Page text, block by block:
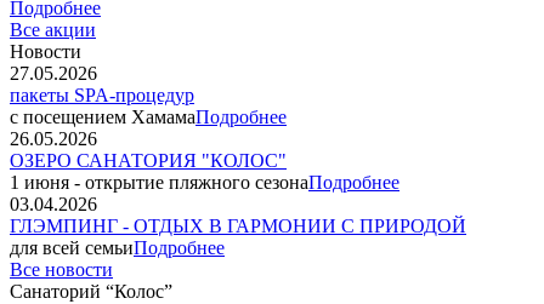
Подробнее
Все акции
Новости
27.05.2026
пакеты SPA-процедур
с посещением ХамамаПодробнее
26.05.2026
ОЗЕРО САНАТОРИЯ "КОЛОС"
1 июня - открытие пляжного сезонаПодробнее
03.04.2026
ГЛЭМПИНГ - ОТДЫХ В ГАРМОНИИ С ПРИРОДОЙ
для всей семьиПодробнее
Все новости
Санаторий “Колос”